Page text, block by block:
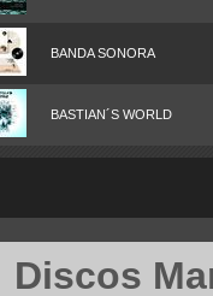
BANDA SONORA
BASTIAN´S WORLD
Discos